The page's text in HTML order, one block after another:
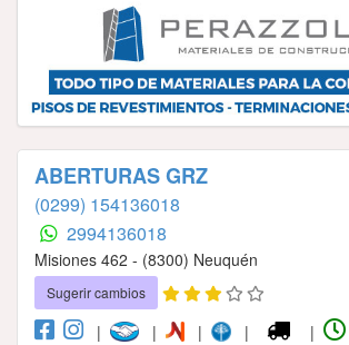
ABERTURAS GRZ
(0299) 154136018
2994136018
Misiones 462 - (8300) Neuquén
Sugerir cambios
| | | | |